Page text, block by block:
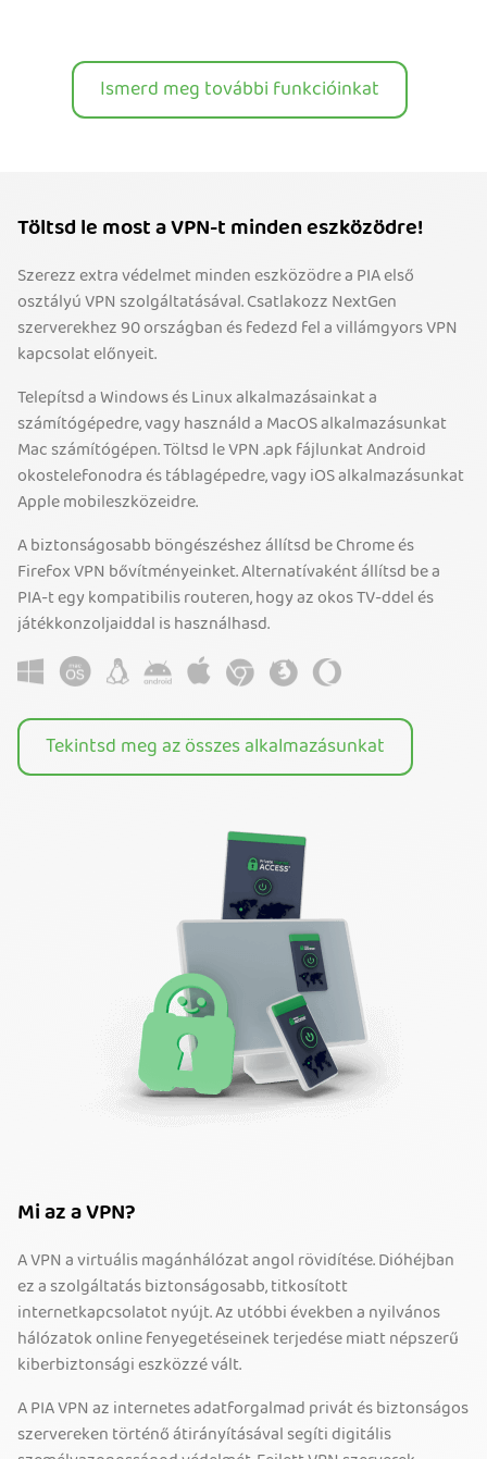
Ismerd meg további funkcióinkat
Töltsd le most a VPN-t minden eszközödre!
Szerezz extra védelmet minden eszközödre a PIA első
osztályú VPN szolgáltatásával. Csatlakozz NextGen
szerverekhez 90 országban és fedezd fel a villámgyors VPN
kapcsolat előnyeit.
Telepítsd a Windows és Linux alkalmazásainkat a
számítógépedre, vagy használd a MacOS alkalmazásunkat
Mac számítógépen. Töltsd le VPN .apk fájlunkat Android
okostelefonodra és táblagépedre, vagy iOS alkalmazásunkat
Apple mobileszközeidre.
A biztonságosabb böngészéshez állítsd be Chrome és
Firefox VPN bővítményeinket. Alternatívaként állítsd be a
PIA-t egy kompatibilis routeren, hogy az okos TV-ddel és
játékkonzoljaiddal is használhasd.
Tekintsd meg az összes alkalmazásunkat
Mi az a VPN?
A VPN a virtuális magánhálózat angol rövidítése. Dióhéjban
ez a szolgáltatás biztonságosabb, titkosított
internetkapcsolatot nyújt. Az utóbbi években a nyilvános
hálózatok online fenyegetéseinek terjedése miatt népszerű
kiberbiztonsági eszközzé vált.
A PIA VPN az internetes adatforgalmad privát és biztonságos
szervereken történő átirányításával segíti digitális